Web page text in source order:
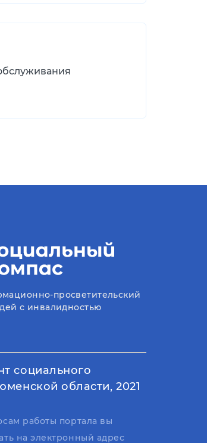
просветительский
с инвалидностью
социального
области, 2021
работы портала вы
на электронный адрес